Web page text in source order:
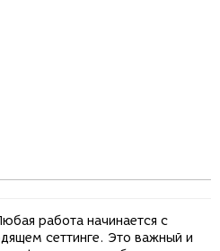
работа начинается с
сеттинге. Это важный и